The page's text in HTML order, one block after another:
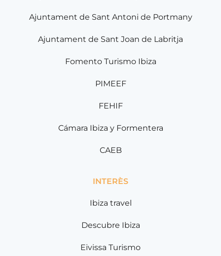
Ajuntament de Sant Antoni de Portmany
Ajuntament de Sant Joan de Labritja
Fomento Turismo Ibiza
PIMEEF
FEHIF
Cámara Ibiza y Formentera
CAEB
INTERÈS
Ibiza travel
Descubre Ibiza
Eivissa Turismo